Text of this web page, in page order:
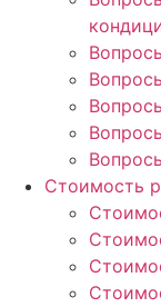
Стоимость